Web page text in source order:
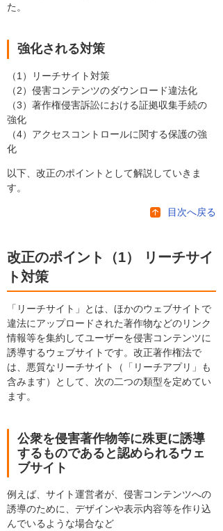
た。
強化される対策
（1）リーチサイト対策
（2）侵害コンテンツのダウンロード違法化
（3）著作権侵害訴訟における証拠収集手続の
強化
（4）アクセスコントロールに関する保護の強
化
以下、改正のポイントとして解説していきま
す。
目次へ戻る
改正のポイント（1） リーチサイ
ト対策
「リーチサイト」とは、ほかのウェブサイトで
違法にアップロードされた著作物などのリンク
情報等を集約してユーザーを侵害コンテンツに
誘導するウェブサイトです。改正著作権法で
は、悪質なリーチサイト（「リーチアプリ」も
含みます）として、次の二つの類型を定めてい
ます。
公衆を侵害著作物等に殊更に誘導
するものであると認められるウェ
ブサイト
例えば、サイト運営者が、侵害コンテンツへの
誘導のために、デザインや表示内容等を作り込
んでいるような場合など